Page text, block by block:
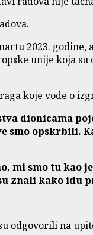
2023.
unije koja
koje vode o
dionicama
smo opskrbili.
mi smo tu kao
kako idu
odgovorili na